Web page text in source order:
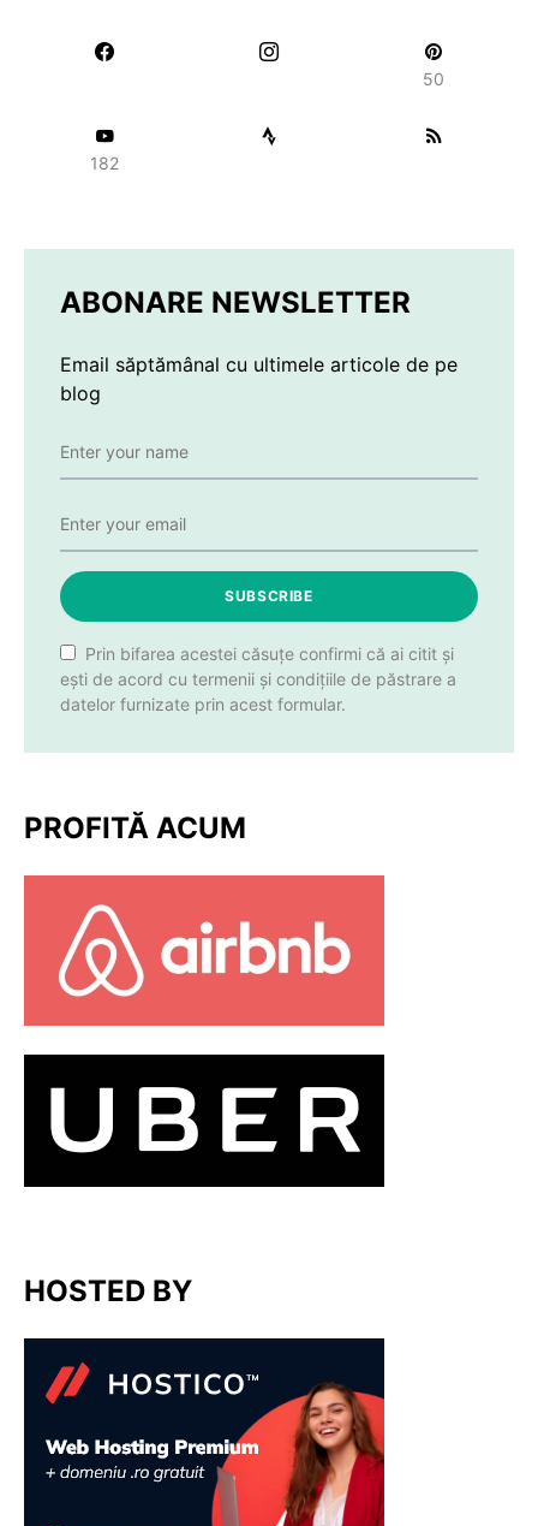
50
182
ABONARE NEWSLETTER
Email săptămânal cu ultimele articole de pe
blog
SUBSCRIBE
Prin bifarea acestei căsuțe confirmi că ai citit și
ești de acord cu termenii și condițiile de păstrare a
datelor furnizate prin acest formular.
PROFITĂ ACUM
HOSTED BY